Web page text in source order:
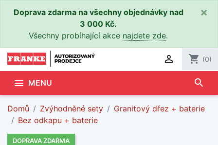
Doprava zdarma na všechny objednávky nad
3 000 Kč.
Všechny probíhající akce najdete zde.
×
 shopping_cart (0)
 MENU search
Domů Zvýhodněné sety
Granitový dřez + baterie
Bez odkapu + baterie
DOPRAVA ZDARMA